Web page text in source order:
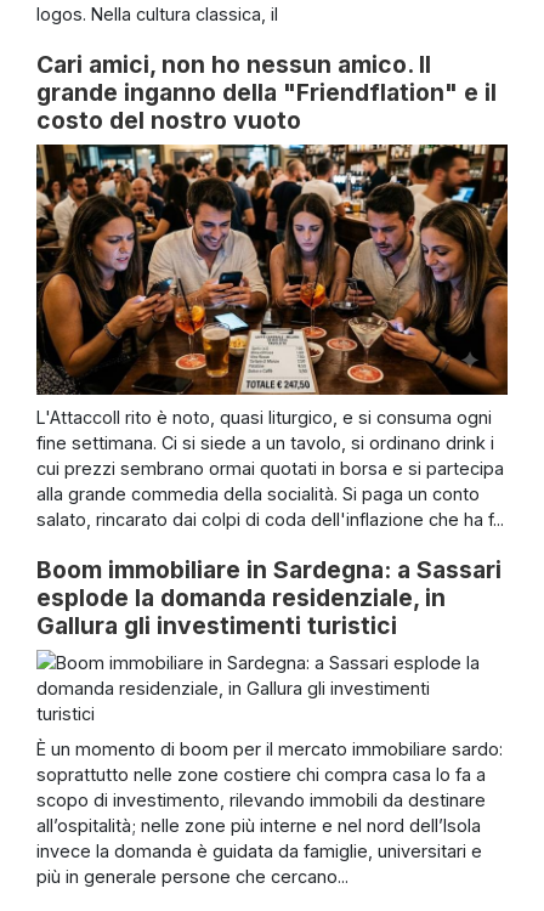
logos. Nella cultura classica, il
Cari amici, non ho nessun amico. Il
grande inganno della "Friendflation" e il
costo del nostro vuoto
L'AttaccoIl rito è noto, quasi liturgico, e si consuma ogni
fine settimana. Ci si siede a un tavolo, si ordinano drink i
cui prezzi sembrano ormai quotati in borsa e si partecipa
alla grande commedia della socialità. Si paga un conto
salato, rincarato dai colpi di coda dell'inflazione che ha f...
Boom immobiliare in Sardegna: a Sassari
esplode la domanda residenziale, in
Gallura gli investimenti turistici
È un momento di boom per il mercato immobiliare sardo:
soprattutto nelle zone costiere chi compra casa lo fa a
scopo di investimento, rilevando immobili da destinare
all’ospitalità; nelle zone più interne e nel nord dell’Isola
invece la domanda è guidata da famiglie, universitari e
più in generale persone che cercano...